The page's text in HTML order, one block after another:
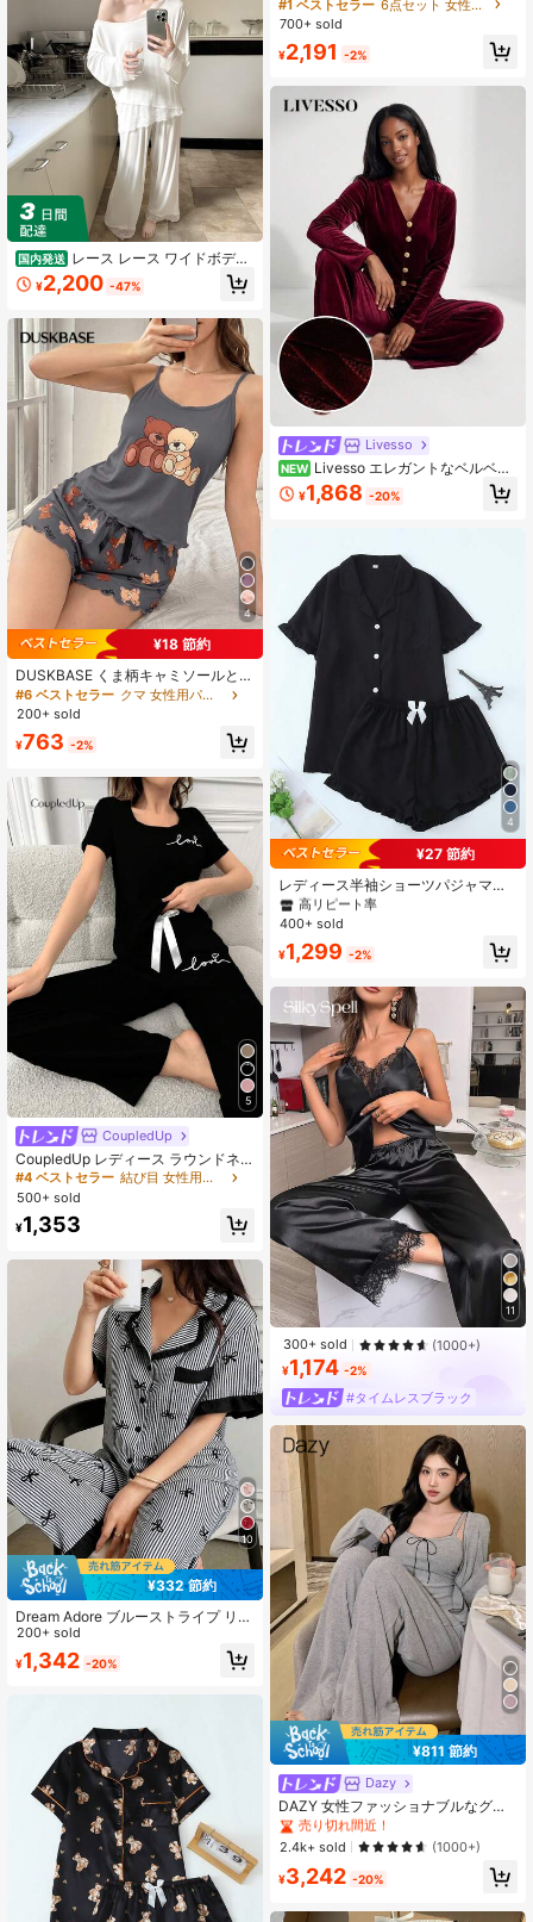
国内発送 レース レース ワイドボディ
パジャマ 女（おんな） 春と秋 新作
長袖 ズボン本 シンプル 緩やか 甘い
¥2,200 -47%
4
¥18 節約
DUSKBASE くま柄キャミソールとシ
ョーツのパジャマセット 2点
#6 ベストセラー
クマ 女性用パジャマ
200+ sold
¥763 -2%
5
CoupledUp
CoupledUp レディース ラウンドネ
ックレタープリント半袖Tシャツと巾
着カジュアルショーツ、パジャマセ
ット
#4 ベストセラー
結び目 女性用パジャマ
500+ sold
¥1,353
10
¥332 節約
Dream Adore ブルーストライプ リボ
ン柄パッチワーク コントラストカラ
ー ラペル 半袖 パンツ パジャマセッ
ト レディース
200+ sold
¥1,342 -20%
ディースパジャマ
#1 ベストセラー
6点セット 女性用パジャマ
700+ sold
¥2,191 -2%
Livesso
NEW Livesso エレガントなベルベッ
ト製レディースパジャマセット 秋冬
用 ¥1,868 -20%
4
¥27 節約
レディース半袖ショーツパジャマセ
ット フリル付き 無地
#6 ベストセラー
結び目 女性用パジャマ
高リピート率
#6 ベストセラー
高リピート率
#6 ベストセラー
高リピート率
#6 ベストセラー
高リピート率
400+ sold
¥1,299 -2%
11
300+ sold (1000+)
¥1,174 -2%
#タイムレスブラック
¥811 節約
Dazy
DAZY 女性ファッショナブルなグレ
ーリブニットラウンジセット、カー
ディガン、キャミソール、ワイドレ
ッグパンツの3点セット
#1 ベストセラー
売り切れ間近！
#1 ベストセラー
売り切れ間近！
#1 ベストセラー
売り切れ間近！
#1 ベストセラー
売り切れ間近！
2.4k+ sold (1000+)
¥3,242 -20%